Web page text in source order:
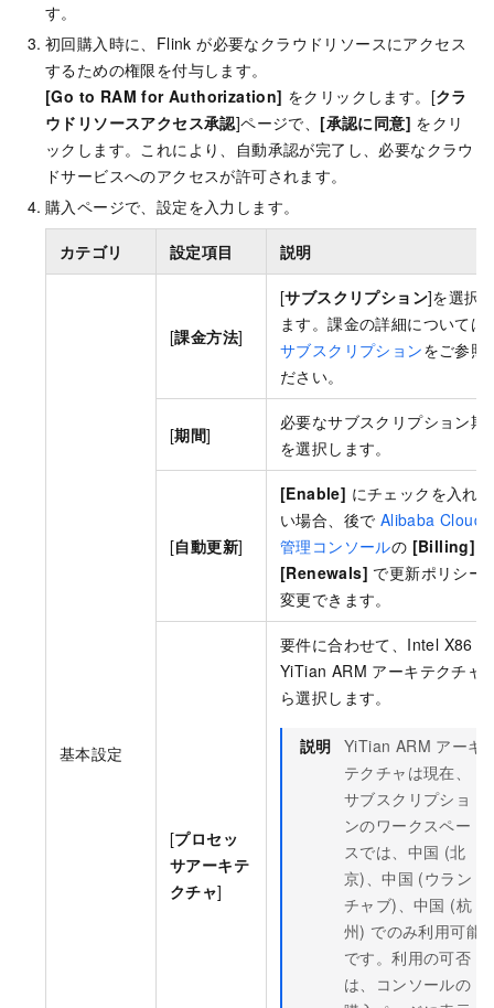
す。
初回購入時に、Flink が必要なクラウドリソースにアクセス
するための権限を付与します。
[Go to RAM for Authorization] をクリックします。[クラ
ウドリソースアクセス承認]ページで、 [承認に同意] をクリ
ックします。これにより、自動承認が完了し、必要なクラウ
ドサービスへのアクセスが許可されます。
購入ページで、設定を入力します。
カテゴリ 設定項目 説明
基本設定
[課金方法]
[サブスクリプション]を選択
ます。課金の詳細については
サブスクリプションをご参照
ださい。
[期間]
必要なサブスクリプション期
を選択します。
[自動更新]
[Enable] にチェックを入れな
い場合、後で Alibaba Cloud
管理コンソールの [Billing]
[Renewals] で更新ポリシー
変更できます。
[プロセッ
サアーキテ
クチャ]
要件に合わせて、Intel X86 と
YiTian ARM アーキテクチャ
ら選択します。
説明 YiTian ARM アーキ
テクチャは現在、
サブスクリプショ
ンのワークスペー
スでは、中国 (北
京)、中国 (ウラン
チャブ)、中国 (杭
州) でのみ利用可能
です。利用の可否
は、コンソールの